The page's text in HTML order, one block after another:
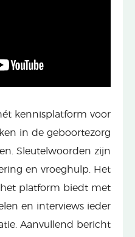
kennisplatform voor
in de geboortezorg
Sleutelwoorden zijn
en vroeghulp. Het
platform biedt met
en interviews ieder
Aanvullend bericht